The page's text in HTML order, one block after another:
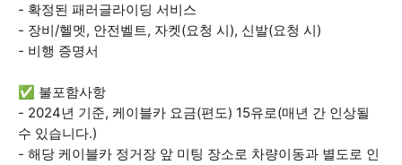
- 확정된 패러글라이딩 서비스
- 장비/헬멧, 안전벨트, 자켓(요청 시), 신발(요청 시)
- 비행 증명서
✅ 불포함사항
- 2024년 기준, 케이블카 요금(편도) 15유로(매년 간 인상될
수 있습니다.)
- 해당 케이블카 정거장 앞 미팅 장소로 차량이동과 별도로 인